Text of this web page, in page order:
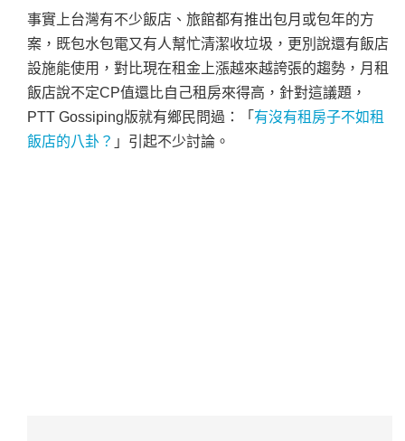
事實上台灣有不少飯店、旅館都有推出包月或包年的方
案，既包水包電又有人幫忙清潔收垃圾，更別說還有飯店
設施能使用，對比現在租金上漲越來越誇張的趨勢，月租
飯店說不定CP值還比自己租房來得高，針對這議題，
PTT Gossiping版就有鄉民問過：「 有沒有租房子不如租
飯店的八卦？ 」引起不少討論。